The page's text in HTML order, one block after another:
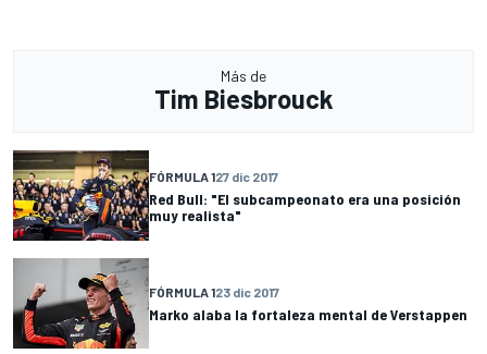
Más de
Tim Biesbrouck
FÓRMULA 127 dic 2017
Red Bull: "El subcampeonato era una posición
muy realista"
FÓRMULA 123 dic 2017
Marko alaba la fortaleza mental de Verstappen